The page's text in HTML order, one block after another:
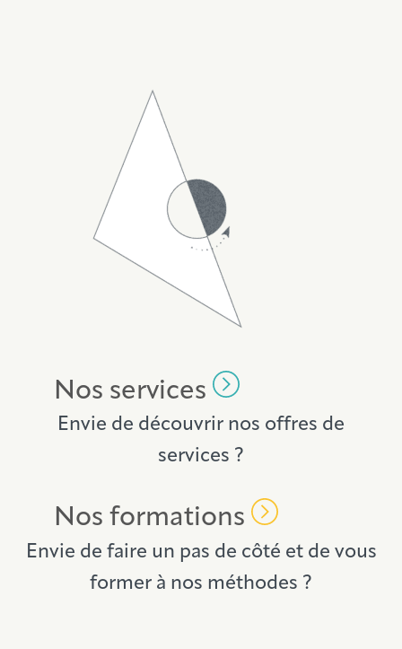
Nos services
Envie de découvrir nos offres de
services ?
Nos formations
Envie de faire un pas de côté et de vous
former à nos méthodes ?